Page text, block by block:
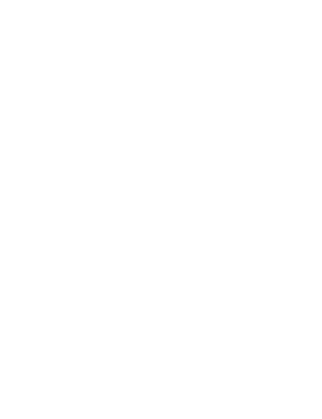
occidental malagueño recoge más
El Cádiz se afila ante un
La nueva presidenta del
Estabilizado el incendio forestal
19 familias aún desalojadas y un